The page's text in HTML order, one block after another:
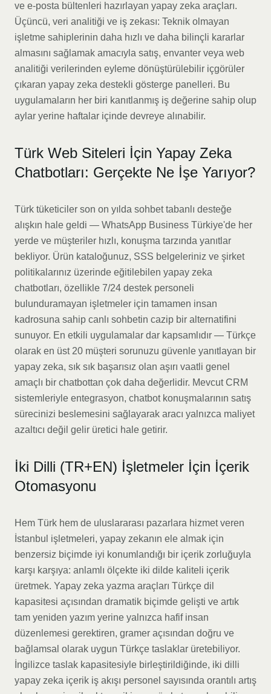
ve e-posta bültenleri hazırlayan yapay zeka araçları.
Üçüncü, veri analitiği ve iş zekası: Teknik olmayan
işletme sahiplerinin daha hızlı ve daha bilinçli kararlar
almasını sağlamak amacıyla satış, envanter veya web
analitiği verilerinden eyleme dönüştürülebilir içgörüler
çıkaran yapay zeka destekli gösterge panelleri. Bu
uygulamaların her biri kanıtlanmış iş değerine sahip olup
aylar yerine haftalar içinde devreye alınabilir.
Türk Web Siteleri İçin Yapay Zeka
Chatbotları: Gerçekte Ne İşe Yarıyor?
Türk tüketiciler son on yılda sohbet tabanlı desteğe
alışkın hale geldi — WhatsApp Business Türkiye'de her
yerde ve müşteriler hızlı, konuşma tarzında yanıtlar
bekliyor. Ürün kataloğunuz, SSS belgeleriniz ve şirket
politikalarınız üzerinde eğitilebilen yapay zeka
chatbotları, özellikle 7/24 destek personeli
bulunduramayan işletmeler için tamamen insan
kadrosuna sahip canlı sohbetin cazip bir alternatifini
sunuyor. En etkili uygulamalar dar kapsamlıdır — Türkçe
olarak en üst 20 müşteri sorunuzu güvenle yanıtlayan bir
yapay zeka, sık sık başarısız olan aşırı vaatli genel
amaçlı bir chatbottan çok daha değerlidir. Mevcut CRM
sistemleriyle entegrasyon, chatbot konuşmalarının satış
sürecinizi beslemesini sağlayarak aracı yalnızca maliyet
azaltıcı değil gelir üretici hale getirir.
İki Dilli (TR+EN) İşletmeler İçin İçerik
Otomasyonu
Hem Türk hem de uluslararası pazarlara hizmet veren
İstanbul işletmeleri, yapay zekanın ele almak için
benzersiz biçimde iyi konumlandığı bir içerik zorluğuyla
karşı karşıya: anlamlı ölçekte iki dilde kaliteli içerik
üretmek. Yapay zeka yazma araçları Türkçe dil
kapasitesi açısından dramatik biçimde gelişti ve artık
tam yeniden yazım yerine yalnızca hafif insan
düzenlemesi gerektiren, gramer açısından doğru ve
bağlamsal olarak uygun Türkçe taslaklar üretebiliyor.
İngilizce taslak kapasitesiyle birleştirildiğinde, iki dilli
yapay zeka içerik iş akışı personel sayısında orantılı artış